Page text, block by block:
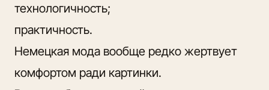
технологичность;
практичность.
Немецкая мода вообще редко жертвует
комфортом ради картинки.